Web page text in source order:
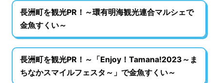
長洲町を観光PR！～環有明海観光連合マルシェで
金魚すくい～
長洲町を観光PR！～「Enjoy！Tamana!2023～ま
ちなかスマイルフェスタ～」で金魚すくい～